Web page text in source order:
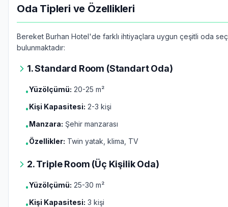
Oda Tipleri ve Özellikleri
Bereket Burhan Hotel'de farklı ihtiyaçlara uygun çeşitli oda
bulunmaktadır:
1. Standard Room (Standart Oda)
•Yüzölçümü: 20-25 m²
•Kişi Kapasitesi: 2-3 kişi
•Manzara: Şehir manzarası
•Özellikler: Twin yatak, klima, TV
2. Triple Room (Üç Kişilik Oda)
•Yüzölçümü: 25-30 m²
•Kişi Kapasitesi: 3 kişi